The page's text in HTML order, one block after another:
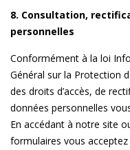
8. Consultation,
personnelles
Conformément à la loi
Général sur la Protection
des droits d’accès, de
données personnelles
En accédant à notre site
formulaires vous